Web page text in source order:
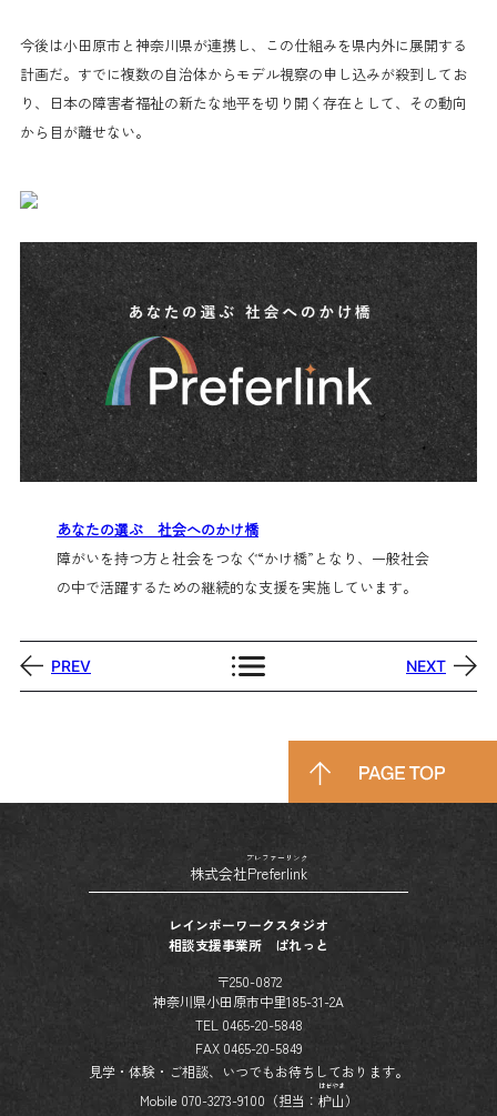
今後は小田原市と神奈川県が連携し、この仕組みを県内外に展開する
計画だ。すでに複数の自治体からモデル視察の申し込みが殺到してお
り、日本の障害者福祉の新たな地平を切り開く存在として、その動向
から目が離せない。
あなたの選ぶ 社会へのかけ橋
障がいを持つ方と社会をつなぐ“かけ橋”となり、一般社会
の中で活躍するための継続的な支援を実施しています。
PREV NEXT
株式会社Preferlink
プレファーリンク
レインボーワークスタジオ
相談支援事業所 ぱれっと
〒250-0872
神奈川県小田原市中里185-31-2A
TEL 0465-20-5848
FAX 0465-20-5849
見学・体験・ご相談、いつでもお待ちしております。
Mobile 070-3273-9100（担当： 枦山
はぜやま
）